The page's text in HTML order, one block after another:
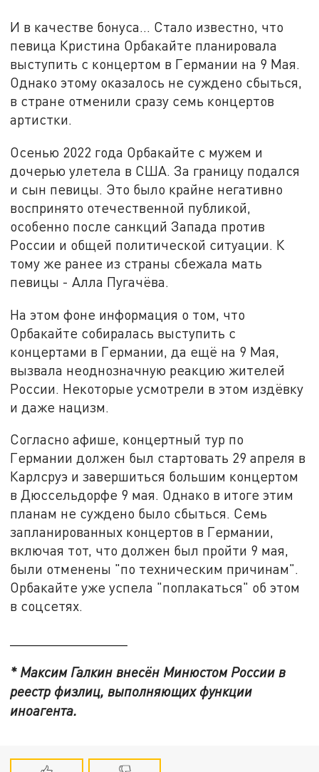
И в качестве бонуса... Стало известно, что
певица Кристина Орбакайте планировала
выступить с концертом в Германии на 9 Мая.
Однако этому оказалось не суждено сбыться,
в стране отменили сразу семь концертов
артистки.
Осенью 2022 года Орбакайте с мужем и
дочерью улетела в США. За границу подался
и сын певицы. Это было крайне негативно
воспринято отечественной публикой,
особенно после санкций Запада против
России и общей политической ситуации. К
тому же ранее из страны сбежала мать
певицы - Алла Пугачёва.
На этом фоне информация о том, что
Орбакайте собиралась выступить с
концертами в Германии, да ещё на 9 Мая,
вызвала неоднозначную реакцию жителей
России. Некоторые усмотрели в этом издёвку
и даже нацизм.
Согласно афише, концертный тур по
Германии должен был стартовать 29 апреля в
Карлсруэ и завершиться большим концертом
в Дюссельдорфе 9 мая. Однако в итоге этим
планам не суждено было сбыться. Семь
запланированных концертов в Германии,
включая тот, что должен был пройти 9 мая,
были отменены "по техническим причинам".
Орбакайте уже успела "поплакаться" об этом
в соцсетях.
* Максим Галкин внесён Минюстом России в
реестр физлиц, выполняющих функции
иноагента.